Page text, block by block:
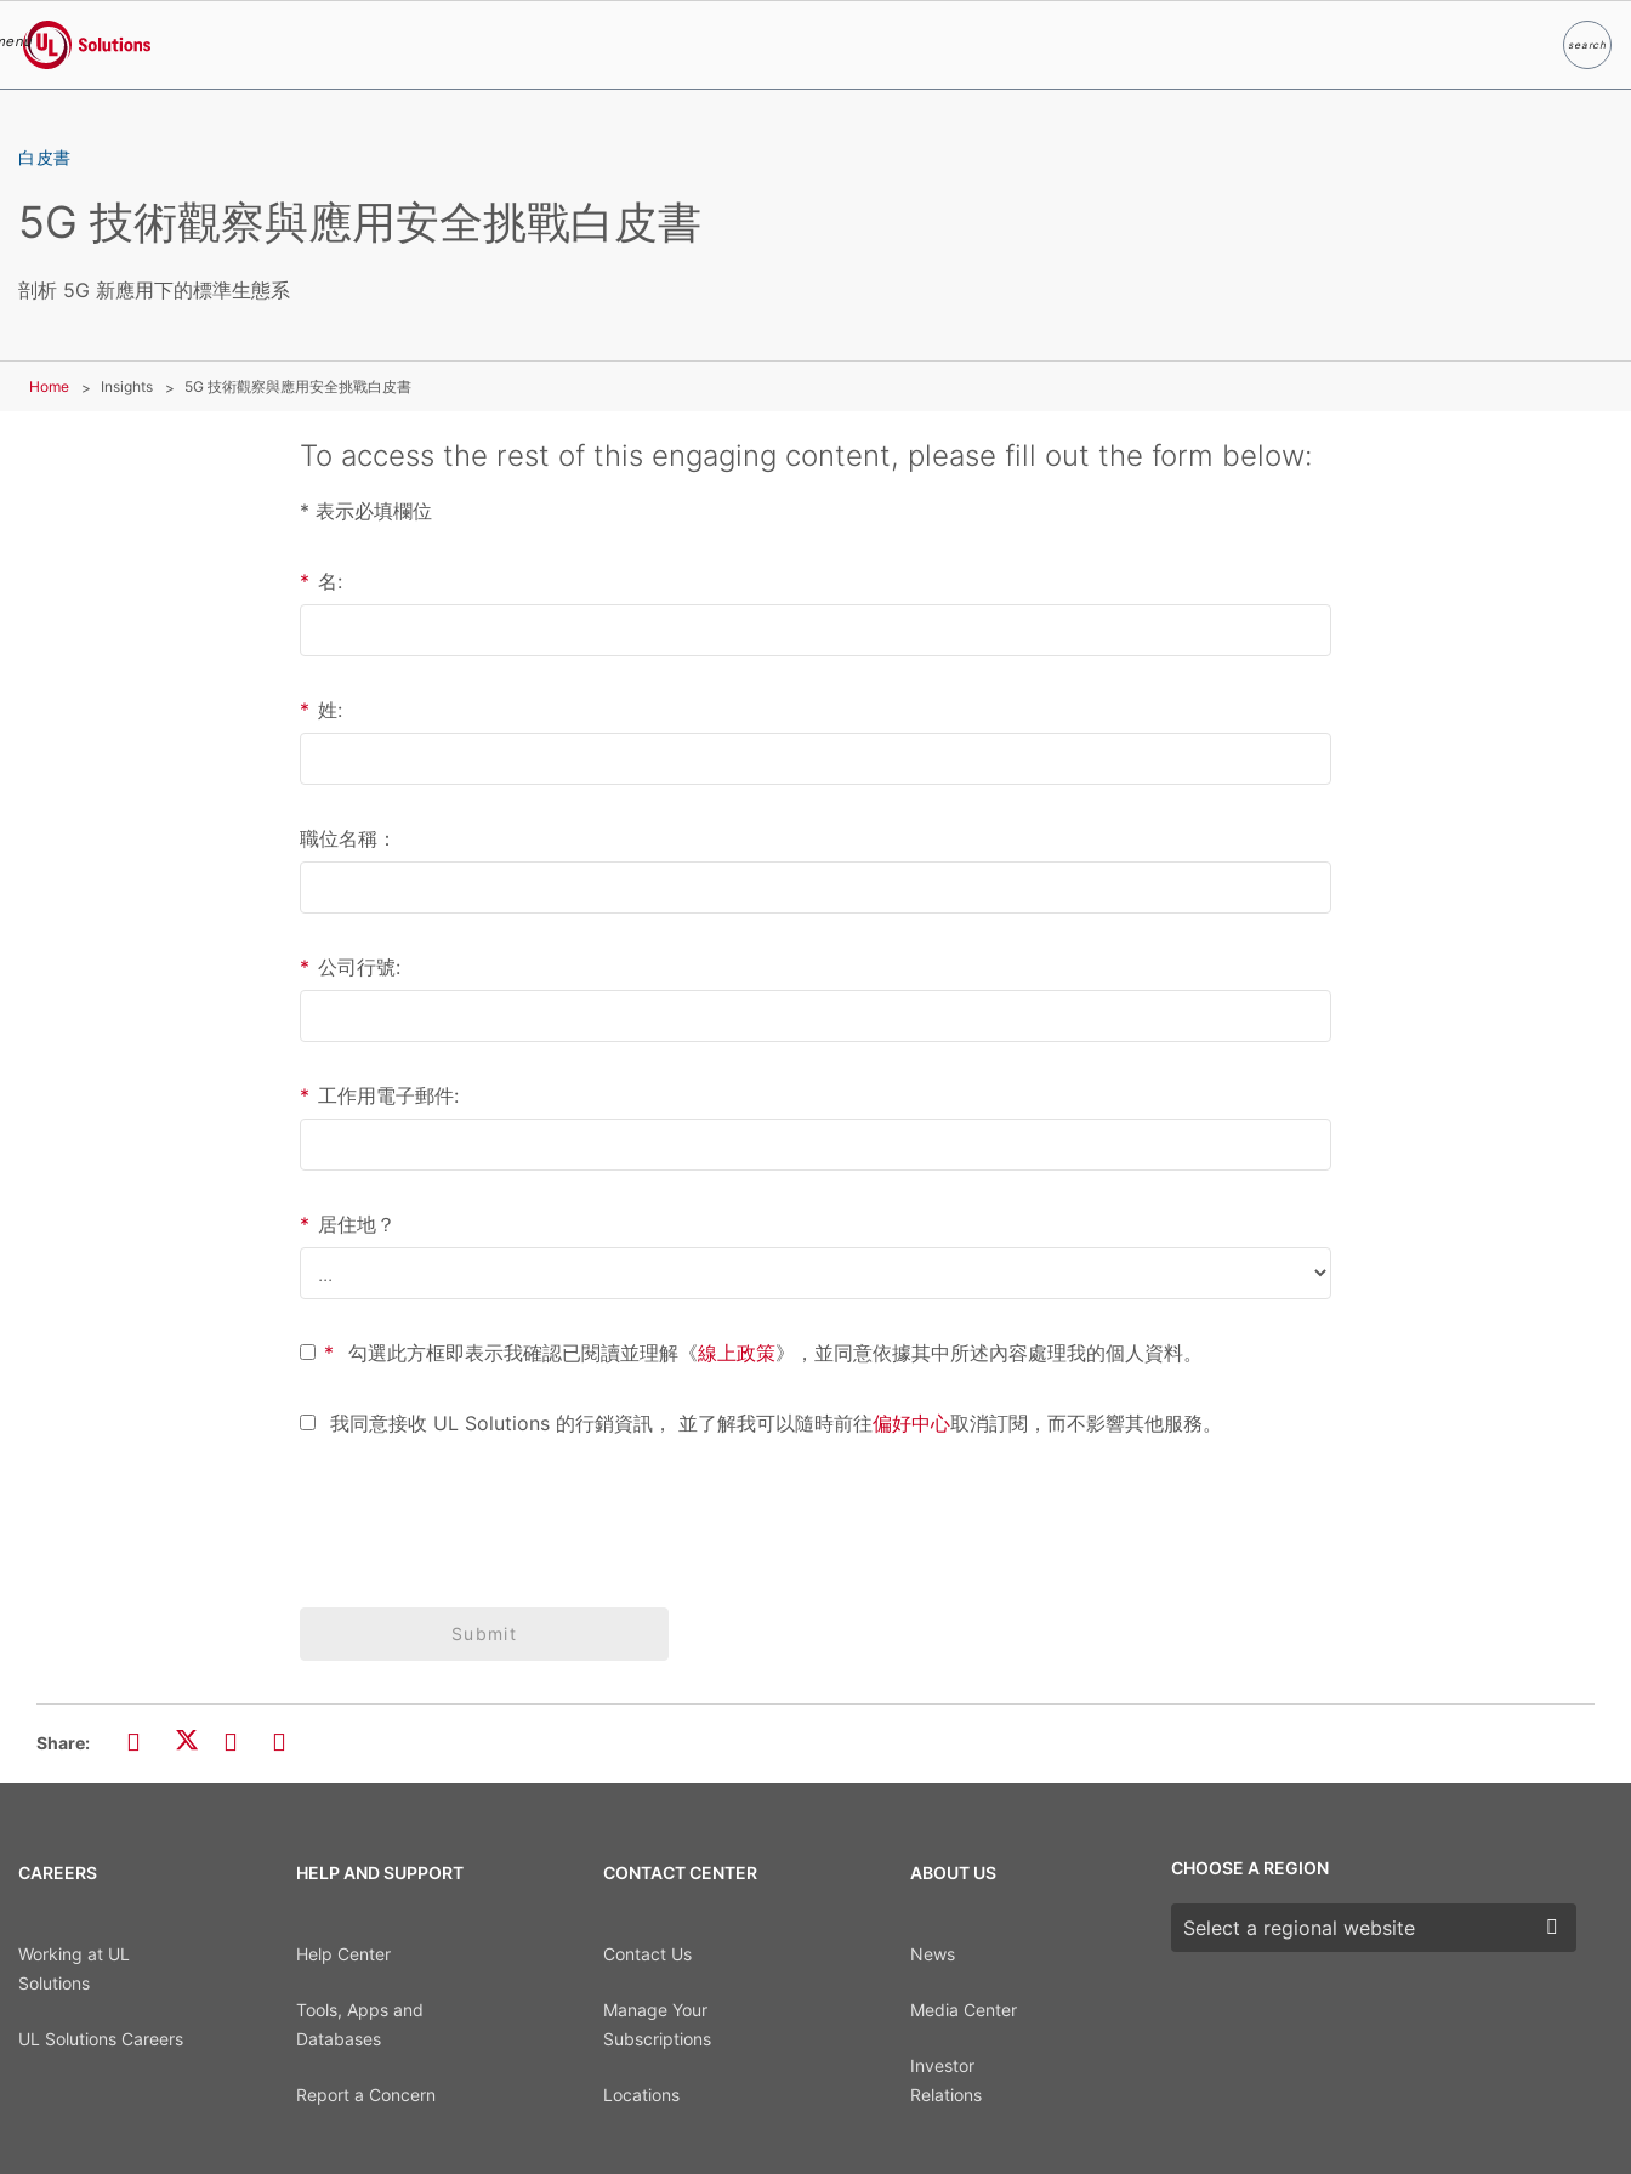
UL Solutions
searchSearch
白皮書
5G 技術觀察與應用安全挑戰白皮書
剖析 5G 新應用下的標準生態系
Home Insights 5G 技術觀察與應用安全挑戰白皮書
To access the rest of this engaging content, please fill out the form below:
* 表示必填欄位
* 名:
* 姓:
職位名稱：
* 公司行號:
* 工作用電子郵件:
* 居住地？
* 勾選此方框即表示我確認已閱讀並理解《線上政策》，並同意依據其中所述內容處理我的個人資料。
我同意接收 UL Solutions 的行銷資訊， 並了解我可以隨時前往偏好中心取消訂閱，而不影響其他服務。
Submit
Share:
CAREERS
Working at UL
Solutions
UL Solutions Careers
HELP AND SUPPORT
Help Center
Tools, Apps and
Databases
Report a Concern
CONTACT CENTER
Contact Us
Manage Your
Subscriptions
Locations
ABOUT US
News
Media Center
Investor
Relations
CHOOSE A REGION
Choose a region